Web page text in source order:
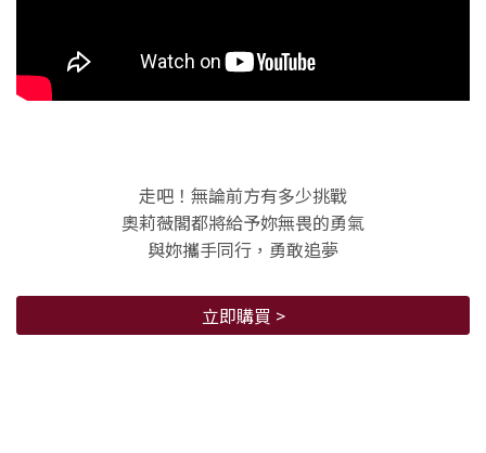
走吧！無論前方有多少挑戰
奧莉薇閣都將給予妳無畏的勇氣
與妳攜手同行，勇敢追夢
立即購買 >